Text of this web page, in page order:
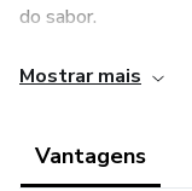
do sabor.
📌 Inclui:
lactose
Mostrar mais
Vantagens